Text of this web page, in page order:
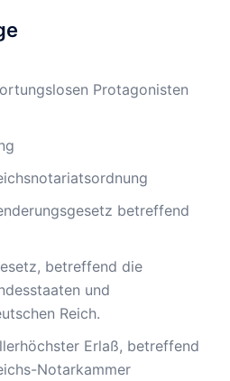
Protagonisten
betreffend
betreffend die
und
Reich.
Erlaß, betreffend
Notarkammer